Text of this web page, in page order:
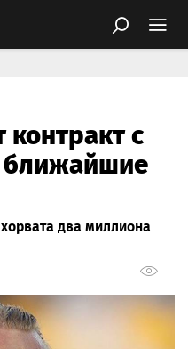
с
два миллиона